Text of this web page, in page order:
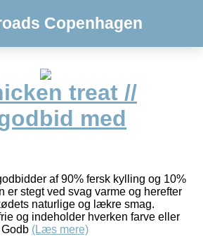
Copenhagen
treat //
med
af 90% fersk kylling og 10%
er stegt ved svag varme og herefter
naturlige og lækre smag.
og indeholder hverken farve eller
(Læs mere)